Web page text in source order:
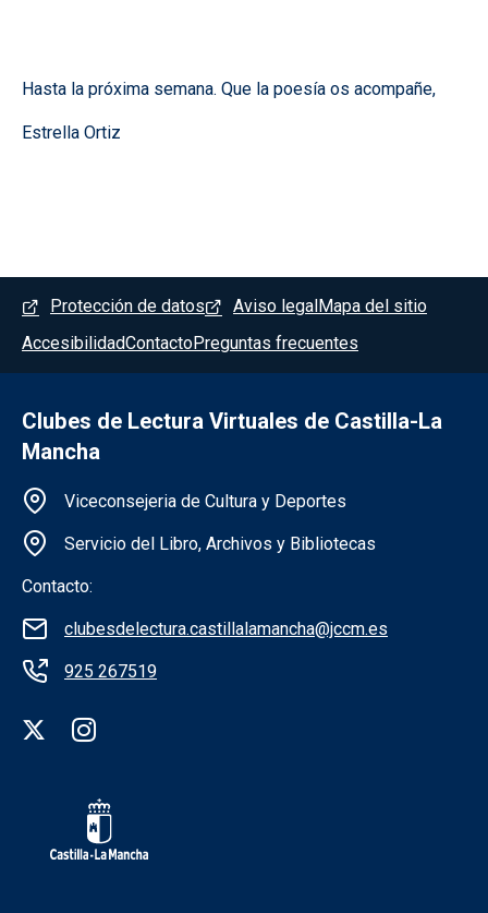
Hasta la próxima semana. Que la poesía os acompañe,
Estrella Ortiz
Menú del pie
Protección de datos Aviso legal Mapa del sitio
AccesibilidadContactoPreguntas frecuentes
Clubes de Lectura Virtuales de Castilla-La
Mancha
Información de la institución
Viceconsejeria de Cultura y Deportes
Servicio del Libro, Archivos y Bibliotecas
Contacto:
clubesdelectura.castillalamancha@jccm.es
925 267519
Redes sociales institución